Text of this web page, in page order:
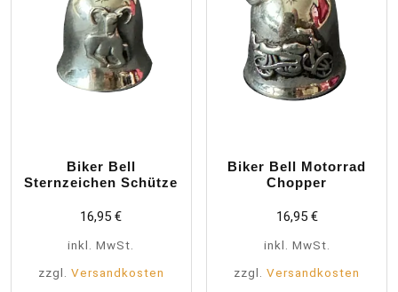
Biker Bell
Sternzeichen Schütze
16,95€
inkl. MwSt.
zzgl. Versandkosten
Biker Bell Motorrad
Chopper
16,95 €
inkl. MwSt.
zzgl.Versandkosten